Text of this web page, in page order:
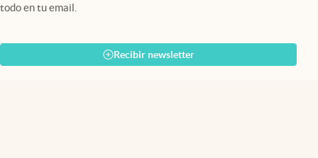
todo en tu email.
Recibir newsletter